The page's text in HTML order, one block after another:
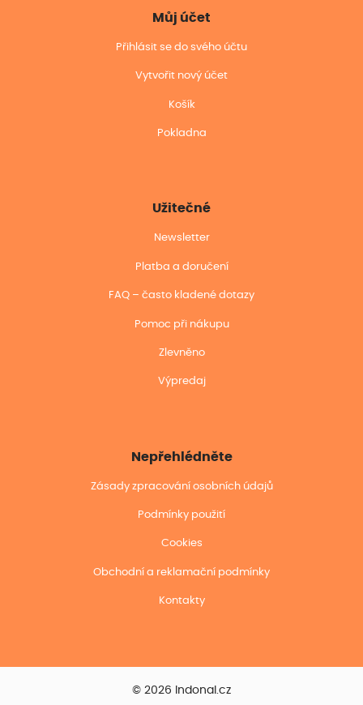
Můj účet
Přihlásit se do svého účtu
Vytvořit nový účet
Košík
Pokladna
Užitečné
Newsletter
Platba a doručení
FAQ – často kladené dotazy
Pomoc při nákupu
Zlevněno
Výpredaj
Nepřehlédněte
Zásady zpracování osobních údajů
Podmínky použití
Cookies
Obchodní a reklamační podmínky
Kontakty
© 2026 Indonal.cz